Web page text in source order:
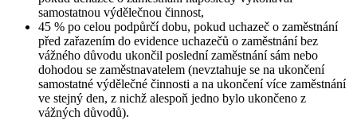
samostatnou výdělečnou činnost,
45 % po celou podpůrčí dobu, pokud uchazeč o zaměstnání
před zařazením do evidence uchazečů o zaměstnání bez
vážného důvodu ukončil poslední zaměstnání sám nebo
dohodou se zaměstnavatelem (nevztahuje se na ukončení
samostatné výdělečné činnosti a na ukončení více zaměstnání
ve stejný den, z nichž alespoň jedno bylo ukončeno z
vážných důvodů).